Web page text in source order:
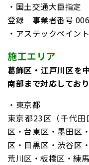
・国土交通大臣指定
登録 事業者番号
・アステックペイン
施工エリア
葛飾区・江戸川区を
南部まで対応しており
・東京都
東京都23区（千代
区・台東区・墨田区
区・目黒区・渋谷区
荒川区・板橋区・練